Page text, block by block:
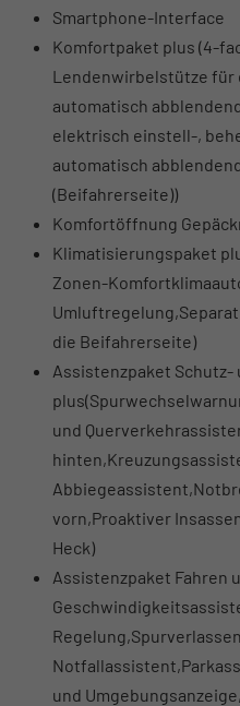
Smartphone-Interface
Komfortpaket plus (4-
Lendenwirbelstütze für
automatisch
elektrisch einstell-,
automatisch
(Beifahrerseite))
Komfortöffnung
Klimatisierungspaket
Zonen-
die Beifahrerseite)
Assistenzpaket Schutz-
und
vorn,Proaktiver
Heck)
Assistenzpaket Fahren
und